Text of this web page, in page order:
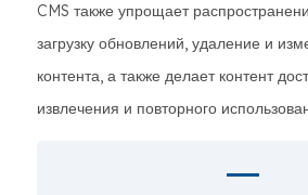
CMS также упрощает
загрузку обновлений, удаление и
контента, а также делает контент
извлечения и повторного